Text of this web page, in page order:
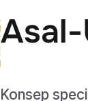
Konsep